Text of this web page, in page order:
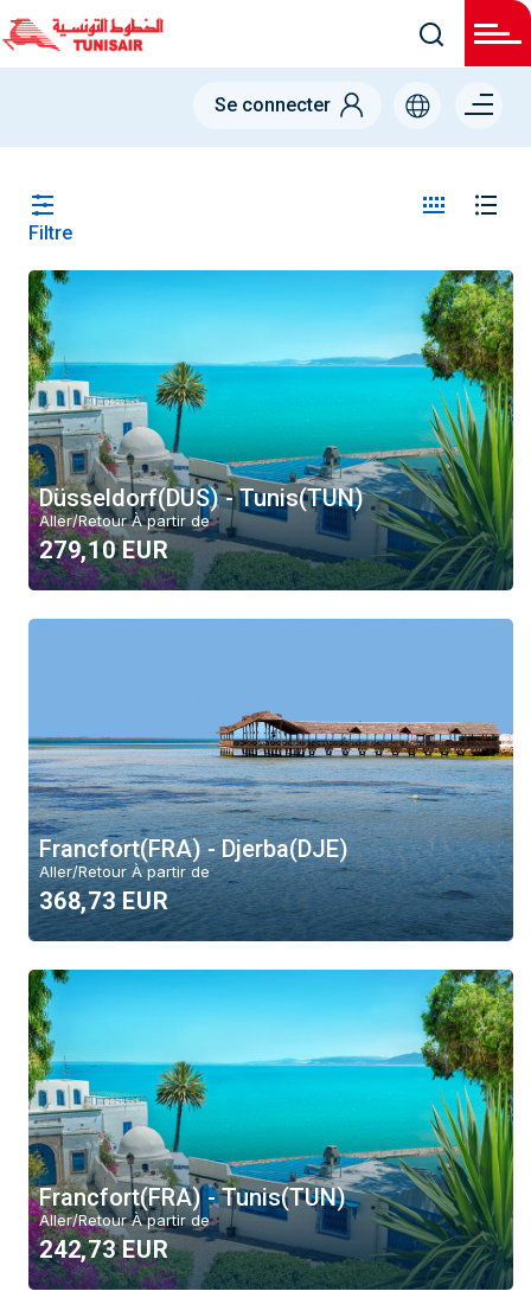
Se connecter
Menu
Allemagne (DE)
De
-
Vers
-
Aller/Retour
Mois
Août
Juillet
Budget
6000 EUR
Région
Moyen-Orient
Europe
Canada
Vols domestiques
Trier par
Filtre
Düsseldorf(DUS) - Tunis(TUN)
Aller/Retour À partir de
279,10 EUR
Francfort(FRA) - Djerba(DJE)
Aller/Retour À partir de
368,73 EUR
Francfort(FRA) - Tunis(TUN)
Aller/Retour À partir de
242,73 EUR